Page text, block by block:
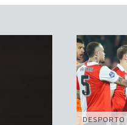
DESPORTO